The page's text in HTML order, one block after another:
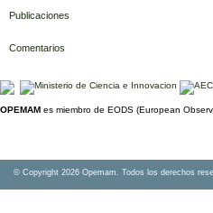
Publicaciones
Comentarios
OPEMAM es miembro de EODS (European
© Copyright 2026 Opemam. Todos los derechos